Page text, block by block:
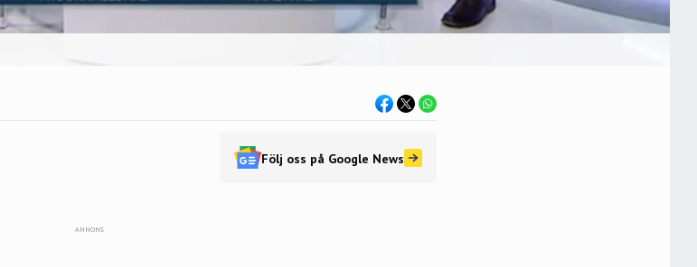
Följ oss på Google News
ANNONS